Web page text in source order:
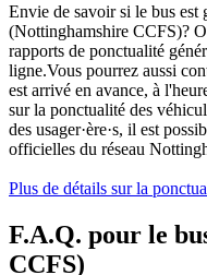
Envie de savoir si le bus est
(Nottinghamshire CCFS)?
rapports de ponctualité
ligne.Vous pourrez aussi
est arrivé en avance, à
sur la ponctualité des
des usager·ère·s, il est
officielles du réseau
Plus de détails sur la
F.A.Q. pour le
CCFS)